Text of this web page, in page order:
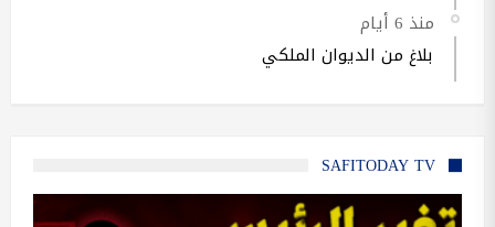
منذ 6 أيام
بلاغ من الديوان الملكي
SAFITODAY TV